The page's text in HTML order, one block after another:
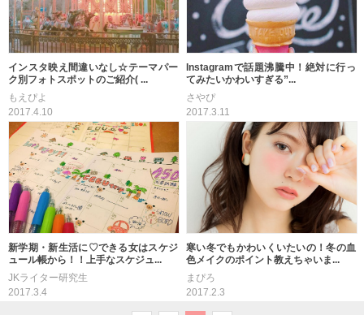
インスタ映え間違いなし☆テーマパー
ク別フォトスポットのご紹介( ...
もえぴよ
2017.4.10
Instagramで話題沸騰中！絶対に行っ
てみたいかわいすぎる”...
さやぴ
2017.3.11
新学期・新生活に♡できる女はスケジ
ュール帳から！！上手なスケジュ...
JKライター研究生
2017.3.4
寒い冬でもかわいくいたいの！冬の血
色メイクのポイント教えちゃいま...
まぴろ
2017.2.3